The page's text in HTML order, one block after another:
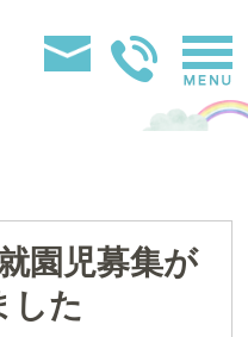
園児募集が
した